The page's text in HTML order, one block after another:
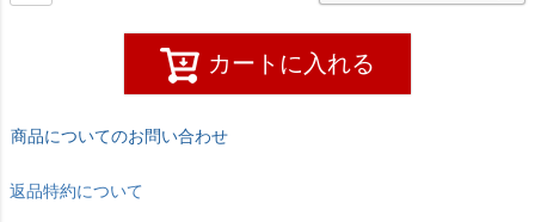
カートに入れる
商品についてのお問い合わせ
返品特約について